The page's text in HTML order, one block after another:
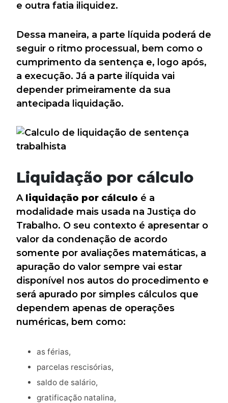
e outra fatia iliquidez.
Dessa maneira, a parte líquida poderá de
seguir o ritmo processual, bem como o
cumprimento da sentença e, logo após,
a execução. Já a parte ilíquida vai
depender primeiramente da sua
antecipada liquidação.
Liquidação por cálculo
A liquidação por cálculo é a
modalidade mais usada na Justiça do
Trabalho. O seu contexto é apresentar o
valor da condenação de acordo
somente por avaliações matemáticas, a
apuração do valor sempre vai estar
disponível nos autos do procedimento e
será apurado por simples cálculos que
dependem apenas de operações
numéricas, bem como:
as férias,
parcelas rescisórias,
saldo de salário,
gratificação natalina,